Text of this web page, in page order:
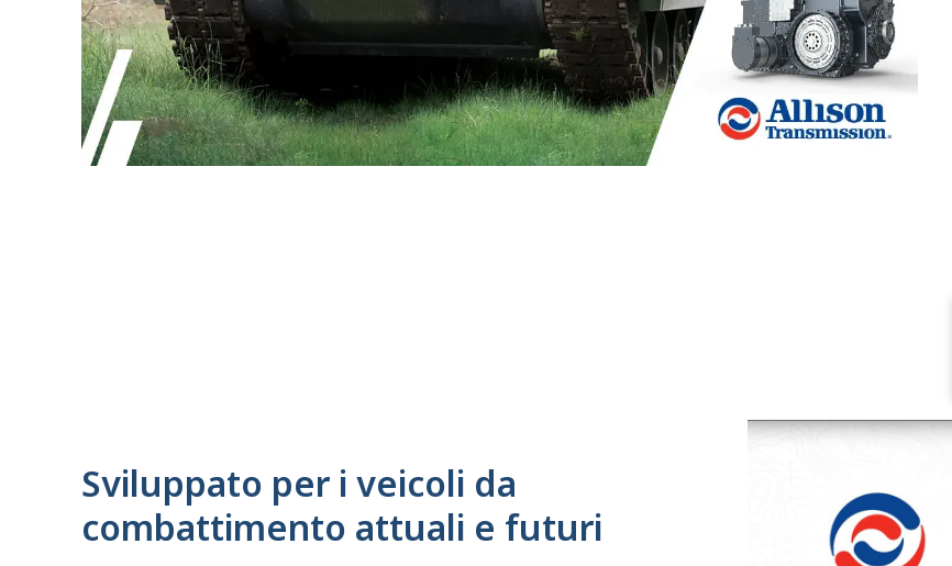
Sviluppato per i veicoli da
combattimento attuali e futuri